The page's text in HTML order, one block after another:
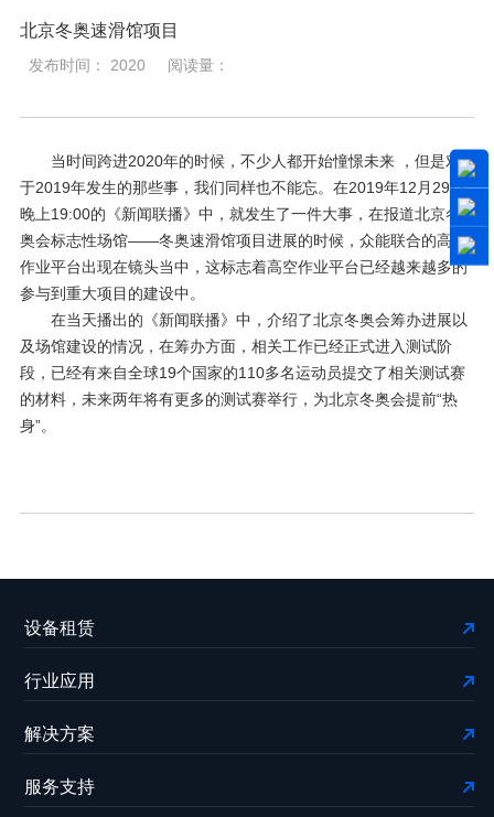
北京冬奥速滑馆项目
发布时间： 2020 阅读量：
当时间跨进2020年的时候，不少人都开始憧憬未来 ，但是对
于2019年发生的那些事，我们同样也不能忘。在2019年12月29日
晚上19:00的《新闻联播》中，就发生了一件大事，在报道北京冬
奥会标志性场馆——冬奥速滑馆项目进展的时候，众能联合的高空
作业平台出现在镜头当中，这标志着高空作业平台已经越来越多的
参与到重大项目的建设中。
在当天播出的《新闻联播》中，介绍了北京冬奥会筹办进展以
及场馆建设的情况，在筹办方面，相关工作已经正式进入测试阶
段，已经有来自全球19个国家的110多名运动员提交了相关测试赛
的材料，未来两年将有更多的测试赛举行，为北京冬奥会提前“热
身”。
设备租赁
行业应用
解决方案
服务支持